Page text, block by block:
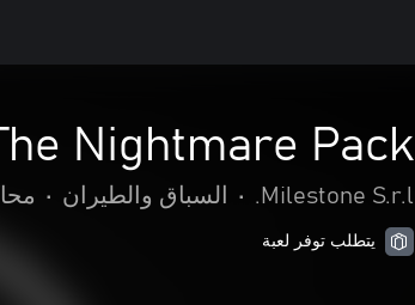
Nightmare Pack
Milestone S.r.l.
• السباق والطيران •
يتطلب توفر لعبة